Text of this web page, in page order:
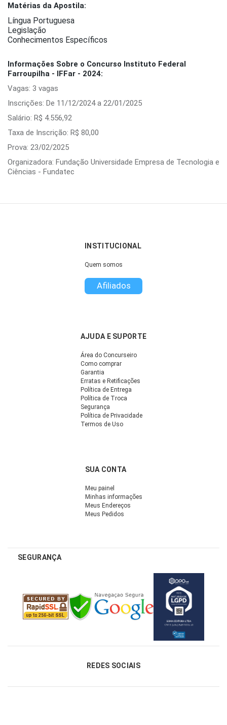
Matérias da Apostila:
Língua Portuguesa
Legislação
Conhecimentos Específicos
Informações Sobre o Concurso Instituto Federal
Farroupilha - IFFar - 2024:
Vagas: 3 vagas
Inscrições: De 11/12/2024 a 22/01/2025
Salário: R$ 4.556,92
Taxa de Inscrição: R$ 80,00
Prova: 23/02/2025
Organizadora: Fundação Universidade Empresa de Tecnologia e
Ciências - Fundatec
INSTITUCIONAL
Quem somos
Afiliados
AJUDA E SUPORTE
Área do Concurseiro
Como comprar
Garantia
Erratas e Retificações
Política de Entrega
Política de Troca
Segurança
Política de Privacidade
Termos de Uso
SUA CONTA
Meu painel
Minhas informações
Meus Endereços
Meus Pedidos
SEGURANÇA
REDES SOCIAIS